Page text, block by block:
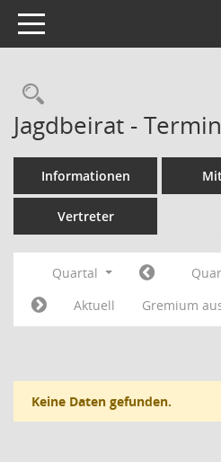
Toggle navigation
Rechercheauswahl
Jagdbeirat -
Informationen
Vertreter
Quartal
Aktuell
Gremium
Keine Daten gefunden.